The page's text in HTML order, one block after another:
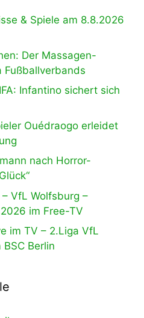
& Spiele am 8.8.2026
Der Massagen-
Fußballverbands
Infantino sichert sich
Ouédraogo erleidet
nach Horror-
VfL Wolfsburg –
im Free-TV
im TV – 2.Liga VfL
Berlin